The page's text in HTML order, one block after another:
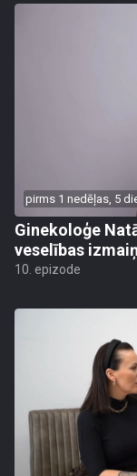
pirms 1 nedēļas, 5
Ginekoloģe
veselības
10. epizode